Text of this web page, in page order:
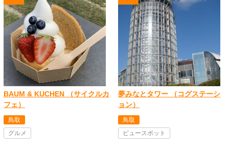
BAUM & KUCHEN （サイクルカ
フェ）
鳥取
グルメ
夢みなとタワー （コグステーシ
ョン）
鳥取
ビュースポット